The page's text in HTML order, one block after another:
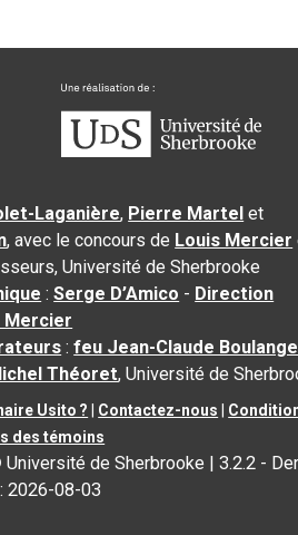
Laganière, Pierre Martel et
, avec le concours de Louis Mercier
Université de Sherbrooke
:Serge D’Amico - Direction
Mercier
:feu Jean-Claude
Théoret, Université de
Usito ? Contactez-nous
des témoins
Université de Sherbrooke |3.2.2 -
2026-08-03